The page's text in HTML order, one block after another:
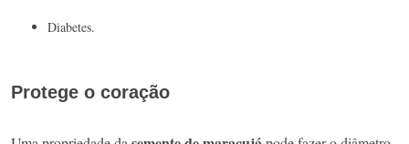
Diabetes.
Protege o coração